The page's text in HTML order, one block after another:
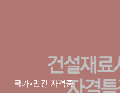
국가•민간 자격증